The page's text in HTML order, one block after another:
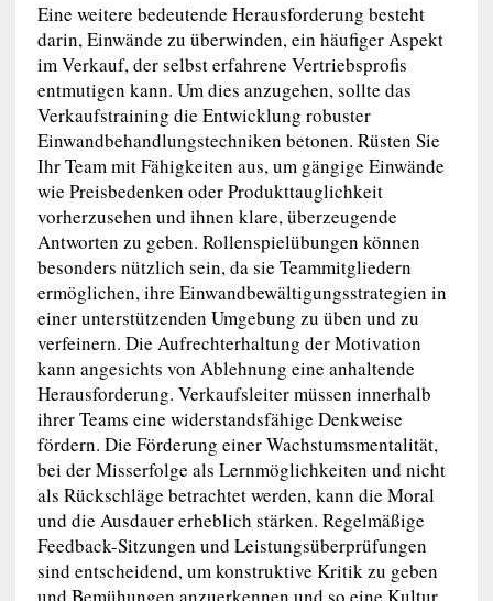
Eine weitere bedeutende Herausforderung besteht
darin, Einwände zu überwinden, ein häufiger Aspekt
im Verkauf, der selbst erfahrene Vertriebsprofis
entmutigen kann. Um dies anzugehen, sollte das
Verkaufstraining die Entwicklung robuster
Einwandbehandlungstechniken betonen. Rüsten Sie
Ihr Team mit Fähigkeiten aus, um gängige Einwände
wie Preisbedenken oder Produkttauglichkeit
vorherzusehen und ihnen klare, überzeugende
Antworten zu geben. Rollenspielübungen können
besonders nützlich sein, da sie Teammitgliedern
ermöglichen, ihre Einwandbewältigungsstrategien in
einer unterstützenden Umgebung zu üben und zu
verfeinern. Die Aufrechterhaltung der Motivation
kann angesichts von Ablehnung eine anhaltende
Herausforderung. Verkaufsleiter müssen innerhalb
ihrer Teams eine widerstandsfähige Denkweise
fördern. Die Förderung einer Wachstumsmentalität,
bei der Misserfolge als Lernmöglichkeiten und nicht
als Rückschläge betrachtet werden, kann die Moral
und die Ausdauer erheblich stärken. Regelmäßige
Feedback-Sitzungen und Leistungsüberprüfungen
sind entscheidend, um konstruktive Kritik zu geben